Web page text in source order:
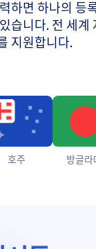
하면 하나의 등
습니다. 전 세계
지원합니다.
호주 방글라